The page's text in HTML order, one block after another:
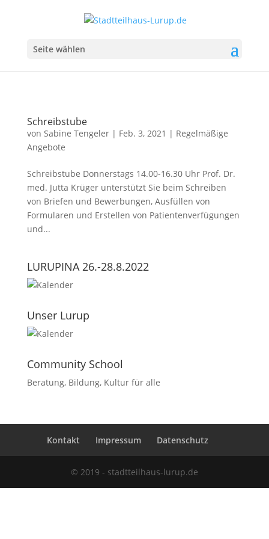
Seite wählen
Schreibstube
von Sabine Tengeler| Feb. 3, 2021 | Regelmäßige
Angebote
Schreibstube Donnerstags 14.00-16.30 Uhr Prof. Dr.
med. Jutta Krüger unterstützt Sie beim Schreiben
von Briefen und Bewerbungen, Ausfüllen von
Formularen und Erstellen von Patientenverfügungen
und...
LURUPINA 26.-28.8.2022
Unser Lurup
Community School
Beratung, Bildung, Kultur für alle
Kontakt Impressum Datenschutz
© 2019 - stadtteilhaus-lurup.de